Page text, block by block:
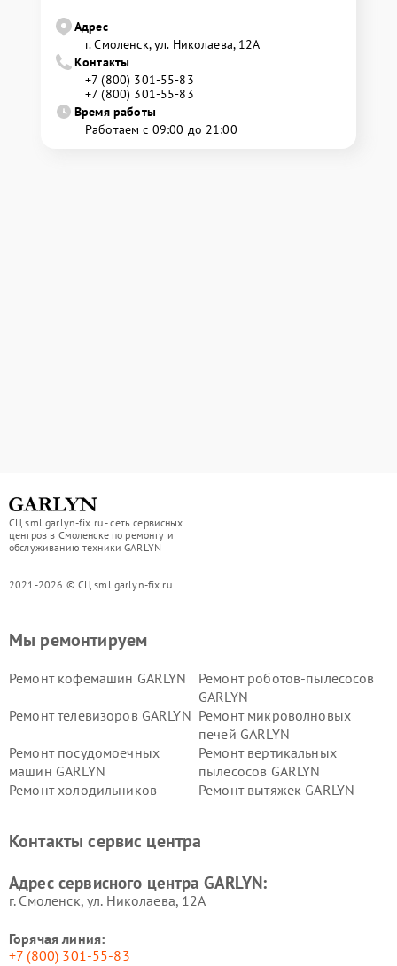
Адрес
г. Смоленск, ул. Николаева, 12А
Контакты
+7 (800) 301-55-83
+7 (800) 301-55-83
Время работы
Работаем с 09:00 до 21:00
СЦ sml.garlyn-fix.ru - сеть сервисных
центров в Смоленске по ремонту и
обслуживанию техники GARLYN
2021-2026 © СЦ sml.garlyn-fix.ru
Мы ремонтируем
Ремонт кофемашин GARLYN
Ремонт роботов-пылесосов
GARLYN
Ремонт телевизоров GARLYN Ремонт микроволновых
печей GARLYN
Ремонт посудомоечных
машин GARLYN
Ремонт вертикальных
пылесосов GARLYN
Ремонт холодильников
Ремонт вытяжек GARLYN
стеклоочистителей GARLYN
GARLYN
GARLYN
Контакты сервис центра
Адрес сервисного центра GARLYN:
г. Смоленск, ул. Николаева, 12А
Горячая линия:
+7 (800) 301-55-83